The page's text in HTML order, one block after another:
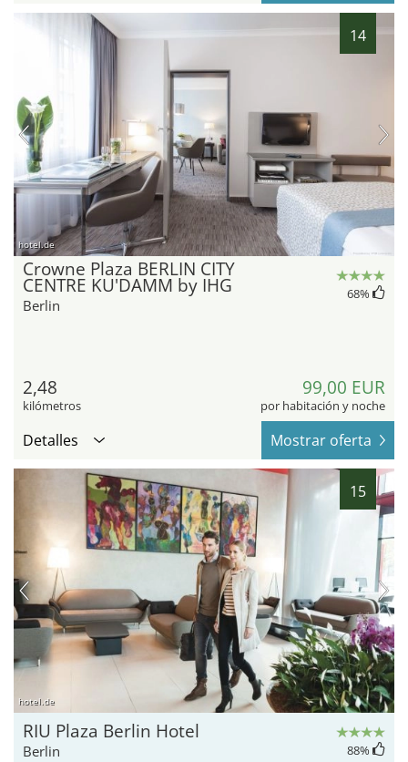
14
hotel.de
Crowne Plaza BERLIN CITY
CENTRE KU'DAMM by IHG
Berlin
68%
2,48
kilómetros
99,00 EUR
por habitación y noche
Detalles Mostrar oferta
15
hotel.de
RIU Plaza Berlin Hotel
Berlin 88%